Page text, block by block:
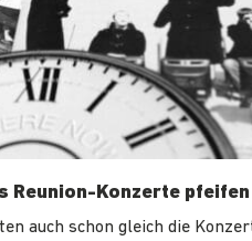
Reunion-Konzerte
auch schon gleich die